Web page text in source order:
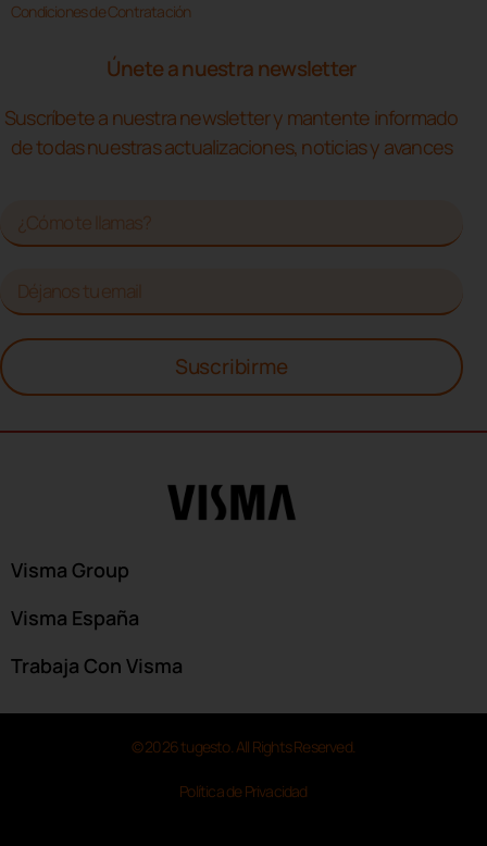
Condiciones de Contratación
Únete a nuestra newsletter
Suscríbete a nuestra newsletter y mantente informado
de todas nuestras actualizaciones, noticias y avances
Suscribirme
Visma Group
Visma España
Trabaja Con Visma
© 2026 tugesto. All Rights Reserved.
Política de Privacidad